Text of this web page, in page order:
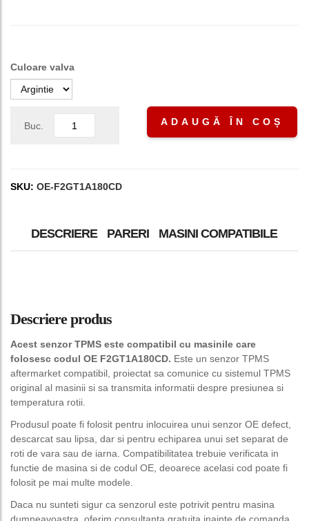
Culoare valva
Buc. ADAUGĂ ÎN COȘ
SKU: OE-F2GT1A180CD
DESCRIERE PARERI MASINI COMPATIBILE
Descriere produs
Acest senzor TPMS este compatibil cu masinile care
folosesc codul OE F2GT1A180CD. Este un senzor TPMS
aftermarket compatibil, proiectat sa comunice cu sistemul TPMS
original al masinii si sa transmita informatii despre presiunea si
temperatura rotii.
Produsul poate fi folosit pentru inlocuirea unui senzor OE defect,
descarcat sau lipsa, dar si pentru echiparea unui set separat de
roti de vara sau de iarna. Compatibilitatea trebuie verificata in
functie de masina si de codul OE, deoarece acelasi cod poate fi
folosit pe mai multe modele.
Daca nu sunteti sigur ca senzorul este potrivit pentru masina